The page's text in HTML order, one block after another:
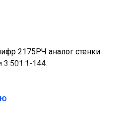
2175РЧ аналог стенки
3.501.1-144.